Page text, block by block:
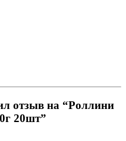
отзыв на “Роллини
20шт”